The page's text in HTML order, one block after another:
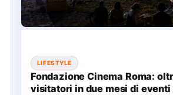
LIFESTYLE
Fondazione Cinema Roma:
visitatori in due mesi di